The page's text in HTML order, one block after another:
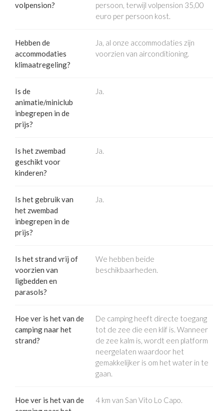
volpension?
persoon, terwijl volpension 35,00
euro per persoon kost.
Hebben de
accommodaties
klimaatregeling?
Ja, al onze accommodaties zijn
voorzien van airconditioning.
Is de
animatie/miniclub
inbegrepen in de
prijs?
Ja.
Is het zwembad
geschikt voor
kinderen?
Ja.
Is het gebruik van
het zwembad
inbegrepen in de
prijs?
Ja.
Is het strand vrij of
voorzien van
ligbedden en
parasols?
We hebben beide
beschikbaarheden.
Hoe ver is het van de
camping naar het
strand?
De camping heeft directe toegang
tot de zee die een klif is. Wanneer
de zee kalm is, wordt een platform
neergelaten waardoor het
gemakkelijker is om het water in te
gaan.
Hoe ver is het van de
4 km van San Vito Lo Capo.